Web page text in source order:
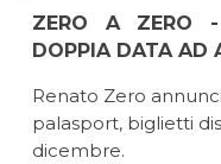
ZERO A ZERO
DOPPIA DATA AD
Renato Zero
palasport, biglietti
dicembre.